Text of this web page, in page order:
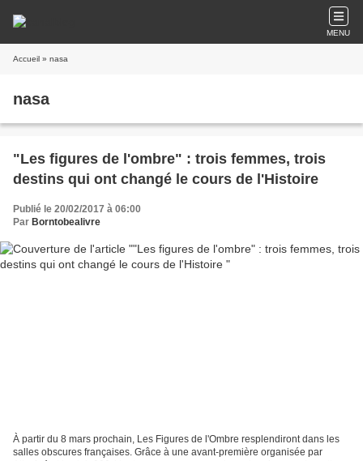
MENU
Accueil » nasa
nasa
"Les figures de l'ombre" : trois femmes, trois
destins qui ont changé le cours de l'Histoire
Publié le 20/02/2017 à 06:00
Par Borntobealivre
À partir du 8 mars prochain, Les Figures de l'Ombre resplendiront dans les
salles obscures françaises. Grâce à une avant-première organisée par